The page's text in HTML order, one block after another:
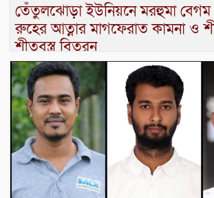
তেঁতুলঝোড়া ইউনিয়নে মরহুমা বেগম
রুহের আত্নার মাগফেরাত কামনা ও
শীতবস্ত্র বিতরন